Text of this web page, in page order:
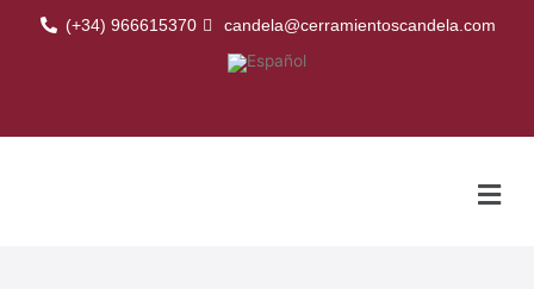
(+34) 966615370 candela@cerramientoscandela.com